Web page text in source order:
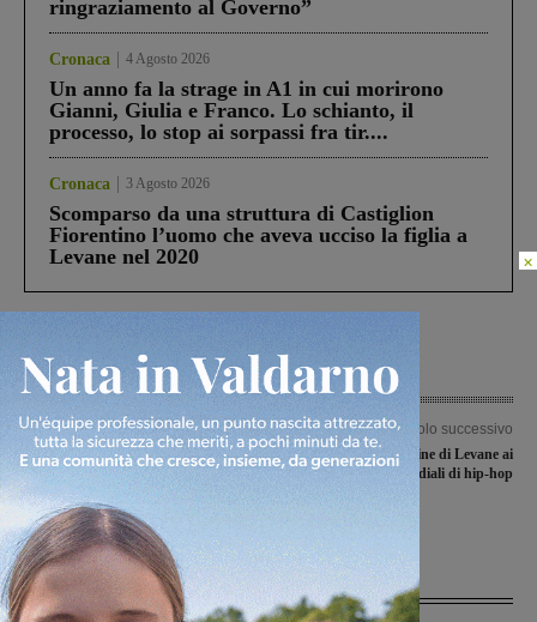
ringraziamento al Governo”
Cronaca 4 Agosto 2026
Un anno fa la strage in A1 in cui morirono
Gianni, Giulia e Franco. Lo schianto, il
processo, lo stop ai sorpassi fra tir....
Cronaca 3 Agosto 2026
Scomparso da una struttura di Castiglion
Fiorentino l’uomo che aveva ucciso la figlia a
Levane nel 2020
Articolo precedente
Amministrative 2016, il Pd: “Giudizio
positivo su lavoro di sindaco e giunta.
Ora al lavoro su programma e
coalizione”
Articolo successivo
Due coppie di ballerine di Levane ai
mondiali di hip-hop
Ultime Notizie
×